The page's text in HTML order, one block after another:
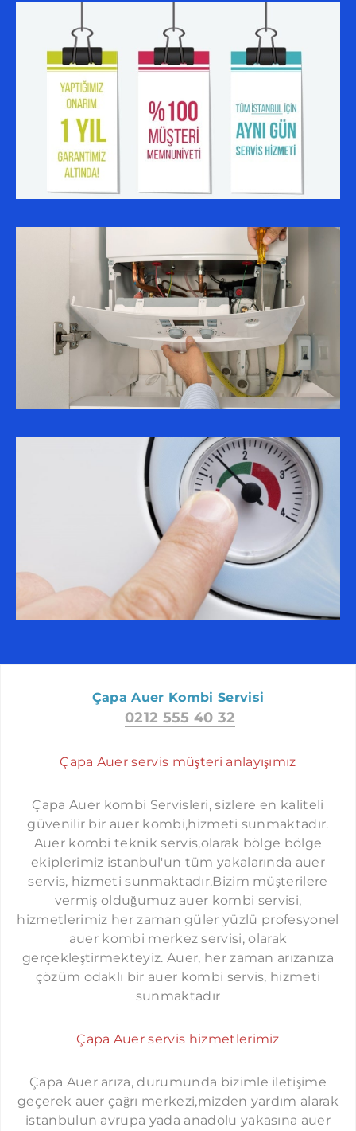
Çapa Auer Kombi Servisi
0212 555 40 32
Çapa Auer servis müşteri anlayışımız
Çapa Auer kombi Servisleri, sizlere en kaliteli
güvenilir bir auer kombi,hizmeti sunmaktadır.
Auer kombi teknik servis,olarak bölge bölge
ekiplerimiz istanbul'un tüm yakalarında auer
servis, hizmeti sunmaktadır.Bizim müşterilere
vermiş olduğumuz auer kombi servisi,
hizmetlerimiz her zaman güler yüzlü profesyonel
auer kombi merkez servisi, olarak
gerçekleştirmekteyiz. Auer, her zaman arızanıza
çözüm odaklı bir auer kombi servis, hizmeti
sunmaktadır
Çapa Auer servis hizmetlerimiz
Çapa Auer arıza, durumunda bizimle iletişime
geçerek auer çağrı merkezi,mizden yardım alarak
istanbulun avrupa yada anadolu yakasına auer
ALIBEYKÖY AUER SERVISI
ESENYURT AUER SERVISI
KÜÇÜKÇEKMECE AUER SERVISI
BAĞCILAR AUER SERVISI
BAHÇELIEVLER AUER SERVISI
SULTANGAZI AUER SERVISI
BAŞAKŞEHIR AUER SERVISI
GAZIOSMANPAŞA AUER SERVISI
AVCILAR AUER SERVISI
KAĞITHANE AUER SERVISI
ESENLER AUER SERVISI
EYÜP AUER SERVISI
BEYLIKDÜZÜ AUER SERVISI
FATIH AUER SERVISI
ARNAVUTKÖY AUER SERVISI
ZEYTINBURNU AUER SERVISI
ŞIŞLI AUER SERVISI
GÜNGÖREN AUER SERVISI
BAYRAMPAŞA AUER SERVISI
BÜYÜKÇEKMECE AUER SERVISI
BAKIRKÖY AUER SERVISI
PENDIK AUER SERVISI
MALTEPE AUER SERVISI
ÜSKÜDAR AUER SERVISI
KARTAL AUER SERVISI
SANCAKTEPE AUER SERVISI
ATAŞEHIR AUER SERVISI
SULTANBEYLI AUER SERVISI
TUZLA AUER SERVISI
ÇEKMEKÖY AUER SERVISI
BEYOĞLU AUER SERVISI
KAVAKLI AUER SERVISI
GÜRPINAR AUER SERVISI
KOMBI SERVISI İSTANBUL
PROTHERM SERVISI İSTANBUL
LAMBERT SERVISI İSTANBUL
TERMOSTAR SERVISI İSTANBUL
DEMIRDÖKÜM SERVISI İSTANBUL
FERROLI SERVISI İSTANBUL
AIRFEL SERVISI İSTANBUL
İMMERGAS SERVISI İSTANBUL